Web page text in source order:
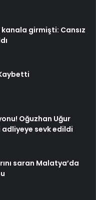
girmişti: Cansız
Oğuzhan Uğur
adliyeye sevk edildi
saran Malatya’da